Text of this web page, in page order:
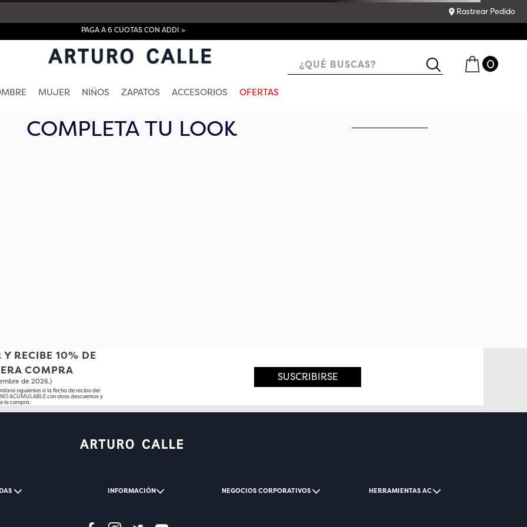
Rastrear Pedido
PAGA A 6 CUOTAS CON ADDI >
¿QUÉ BUSCAS?
MUJER NIÑOS ZAPATOS ACCESORIOS OFERTAS
COMPLETA TU LOOK
Y RECIBE 10% DE
COMPRA
de 2026.)
siguientes a la fecha de recibo del
ACUMULABLE con otros descuentos y
la compra.
SUSCRIBIRSE
INFORMACIÓN NEGOCIOS CORPORATIVOS HERRAMIENTAS AC